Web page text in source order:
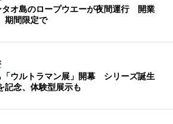
タオ島のロープウエーが夜間運行 開業
期間限定で
「ウルトラマン展」開幕 シリーズ誕生
記念、体験型展示も